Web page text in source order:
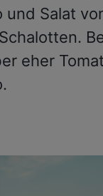
Salat
eher